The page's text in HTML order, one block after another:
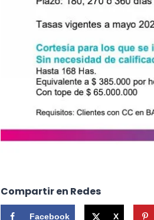
Compartir en Redes
Facebook X